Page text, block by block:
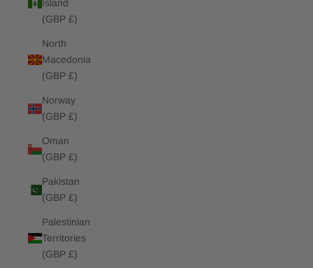
Island
(GBP £)
North
Macedonia
(GBP £)
Norway
(GBP £)
Oman
(GBP £)
Pakistan
(GBP £)
Palestinian
Territories
(GBP £)